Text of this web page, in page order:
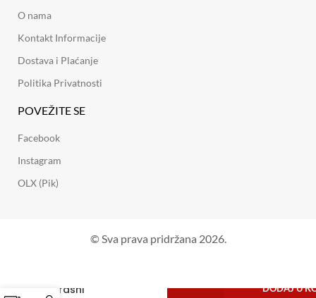
O nama
Kontakt Informacije
Dostava i Plaćanje
Politika Privatnosti
POVEŽITE SE
Facebook
Instagram
OLX (Pik)
© Sva prava pridržana 2026.
Ukrasni
DODAJ U